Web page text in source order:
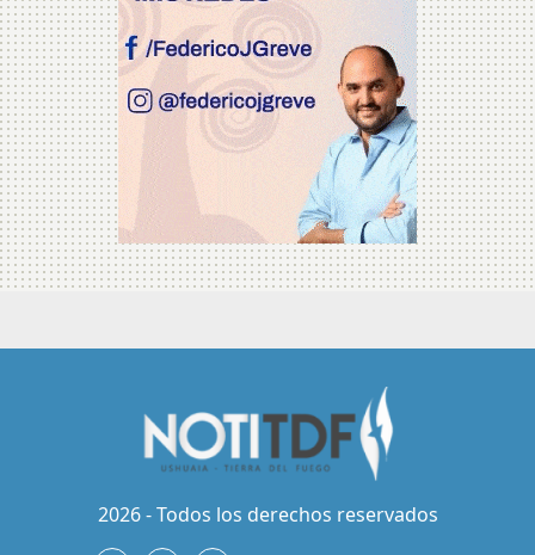
2026 - Todos los derechos reservados